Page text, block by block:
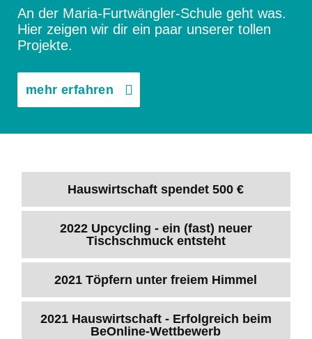
An der Maria-Furtwängler-Schule geht was.
Hier zeigen wir dir ein paar unserer tollen
Projekte.
mehr erfahren
Hauswirtschaft spendet 500 €
2022 Upcycling - ein (fast) neuer
Tischschmuck entsteht
2021 Töpfern unter freiem Himmel
2021 Hauswirtschaft - Erfolgreich beim
BeOnline-Wettbewerb